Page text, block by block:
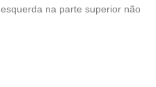
na parte superior não